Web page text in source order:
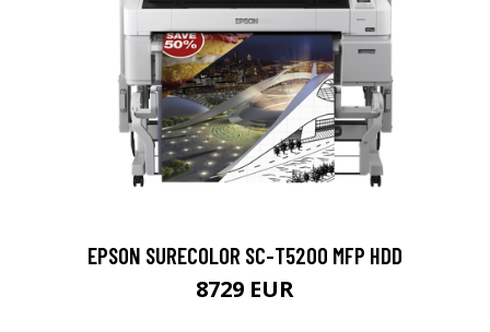
EPSON SURECOLOR SC-T5200 MFP HDD
8729 EUR